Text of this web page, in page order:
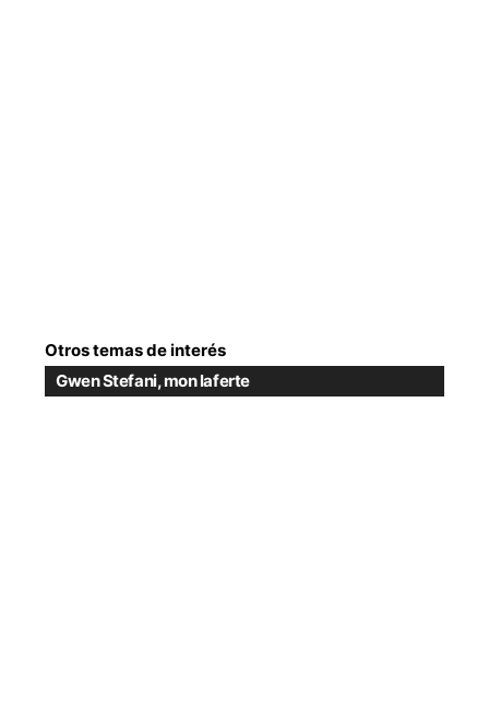
Otros temas de interés
Gwen Stefani,mon laferte